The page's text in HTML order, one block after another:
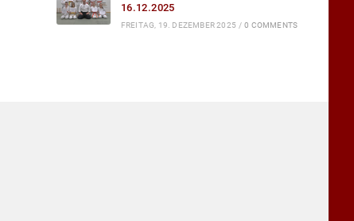
16.12.2025
FREITAG, 19. DEZEMBER 2025 / 0 COMMENTS